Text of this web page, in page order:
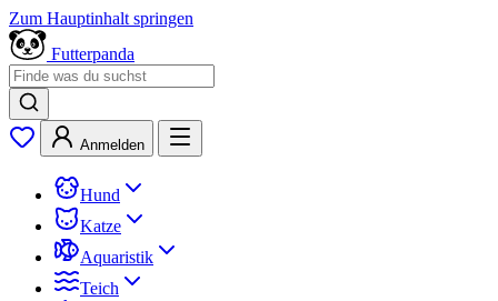
Zum Hauptinhalt springen
Futterpanda
Anmelden
Hund
Katze
Aquaristik
Teich